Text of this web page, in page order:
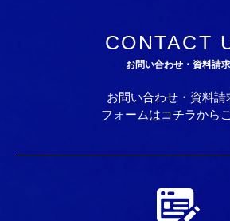
CONTACT
お問い合わせ・資料請求
お問い合わせ・資料請
フォームはコチラから